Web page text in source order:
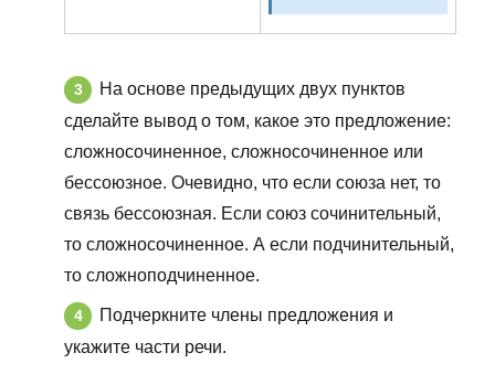
На основе предыдущих двух пунктов
сделайте вывод о том, какое это предложение:
сложносочиненное, сложносочиненное или
бессоюзное. Очевидно, что если союза нет, то
связь бессоюзная. Если союз сочинительный,
то сложносочиненное. А если подчинительный,
то сложноподчиненное.
Подчеркните члены предложения и
укажите части речи.